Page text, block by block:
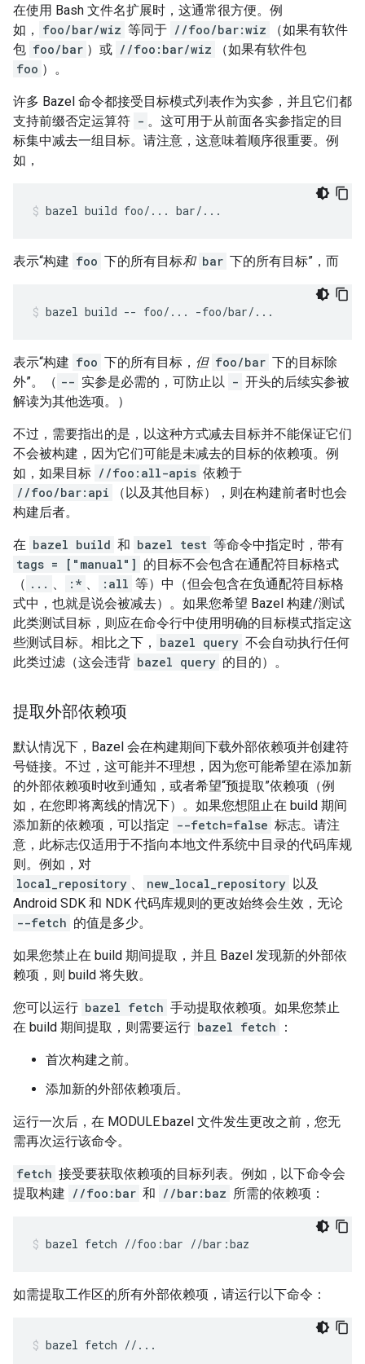
在使用 Bash 文件名扩展时，这通常很方便。例
如，
foo/bar/wiz 等同于 //foo/bar:wiz
（如果有软件
包 foo/bar ）或 //foo:bar/wiz
（如果有软件包
foo ）。
许多 Bazel 命令都接受目标模式列表作为实参，并且它们都
支持前缀否定运算符 - 。这可用于从前面各实参指定的目
标集中减去一组目标。请注意，这意味着顺序很重要。例
如，
bazel build foo/... bar/...
表示“构建 foo 下的所有目标和 bar 下的所有目标”，而
bazel build -- foo/... -foo/bar/...
表示“构建 foo 下的所有目标， 但 foo/bar 下的目标除
外”。（ -- 实参是必需的，可防止以 - 开头的后续实参被
解读为其他选项。）
不过，需要指出的是，以这种方式减去目标并不能保证它们
不会被构建，因为它们可能是未减去的目标的依赖项。例
如，如果目标 //foo:all-apis 依赖于
//foo/bar:api
（以及其他目标），则在构建前者时也会
构建后者。
在 bazel build 和 bazel test 等命令中指定时，带有
tags = ["manual"] 的目标不会包含在通配符目标格式
（ ... 、 :* 、 :all 等）中（但会包含在负通配符目标格
式中，也就是说会被减去）。如果您希望 Bazel 构建/测试
此类测试目标，则应在命令行中使用明确的目标模式指定这
些测试目标。相比之下，
bazel query 不会自动执行任何
此类过滤（这会违背 bazel query 的目的）。
提取外部依赖项
默认情况下，Bazel 会在构建期间下载外部依赖项并创建符
号链接。不过，这可能并不理想，因为您可能希望在添加新
的外部依赖项时收到通知，或者希望“预提取”依赖项（例
如，在您即将离线的情况下）。如果您想阻止在 build 期间
添加新的依赖项，可以指定 --fetch=false 标志。请注
意，此标志仅适用于不指向本地文件系统中目录的代码库规
则。例如，对
local_repository 、 new_local_repository 以及
Android SDK 和 NDK 代码库规则的更改始终会生效，无论
--fetch 的值是多少。
如果您禁止在 build 期间提取，并且 Bazel 发现新的外部依
赖项，则 build 将失败。
您可以运行 bazel fetch 手动提取依赖项。如果您禁止
在 build 期间提取，则需要运行 bazel fetch ：
首次构建之前。
添加新的外部依赖项后。
运行一次后，在 MODULE.bazel 文件发生更改之前，您无
需再次运行该命令。
fetch 接受要获取依赖项的目标列表。例如，以下命令会
提取构建 //foo:bar 和 //bar:baz 所需的依赖项：
bazel fetch //foo:bar //bar:baz
如需提取工作区的所有外部依赖项，请运行以下命令：
bazel fetch //...